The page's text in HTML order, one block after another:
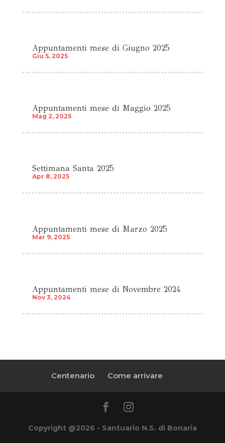
Appuntamenti mese di Giugno 2025
Giu 5, 2025
Appuntamenti mese di Maggio 2025
Mag 2, 2025
Settimana Santa 2025
Apr 8, 2025
Appuntamenti mese di Marzo 2025
Mar 9, 2025
Appuntamenti mese di Novembre 2024
Nov 3, 2024
Centenario Come arrivare
Copyright @2026 - Santuario N.S. di Bonaria